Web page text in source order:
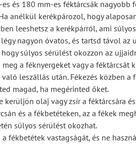
es és 180 mm-es féktárcsák
anélkül kerékpározol, hogy
leeshetsz a kerékpárról, ami
nagyon óvatos, és tartsd távol az
súlyos sérülést okozzon az
meg a féknyergeket vagy a féktárcsát
leszállás után. Fékezés közben
magad, ha megérinted őket.
kerüljön olaj vagy zsír a féktárcsára
és a fékbetéteken, az a fékek
súlyos sérülést okozhat.
fékbetétek vastagságát, és ne